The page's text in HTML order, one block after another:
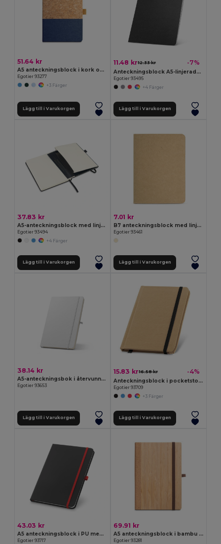
51.64 kr
A5 anteckningsblock i kork och linne med linjerade sidor
Egotier 93277
+3 Färger
Lägg till i Varukorgen
11.48 kr12.33 kr -7%
Anteckningsblock A5-linjerade sidor
Egotier 93495
+4 Färger
Lägg till i Varukorgen
37.83 kr
A5-anteckningsblock med linjerade sidor i elfenbensfärgad
Egotier 93494
+4 Färger
Lägg till i Varukorgen
7.01 kr
B7 anteckningsblock med linjerade sidor
Egotier 93461
Lägg till i Varukorgen
38.14 kr
A5-anteckningsbok i återvunnen polyester (100 % rPET) 300D, perfekt för sublimering
Egotier 93653
Lägg till i Varukorgen
15.83 kr16.58 kr -4%
Anteckningsblock i pocketstorlek med blanka sidor
Egotier 93709
+3 Färger
Lägg till i Varukorgen
43.03 kr
A5 anteckningsblock i PU med linjerade sidor
Egotier 93717
69.91 kr
A5 anteckningsblock i bambu och kork med linjerade sidor
Egotier 93281